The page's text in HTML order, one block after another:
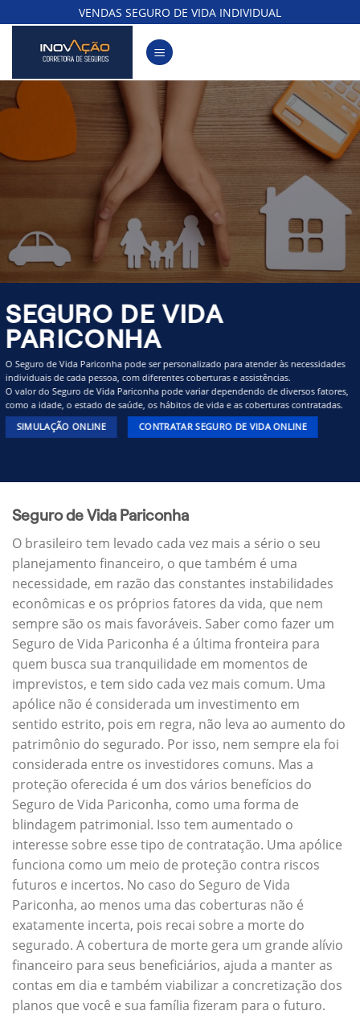
to
content
VENDAS SEGURO DE VIDA INDIVIDUAL
SEGURO DE VIDA
PARICONHA
O Seguro de Vida Pariconha pode ser personalizado para atender às necessidades
individuais de cada pessoa, com diferentes coberturas e assistências.
O valor do Seguro de Vida Pariconha pode variar dependendo de diversos fatores,
como a idade, o estado de saúde, os hábitos de vida e as coberturas contratadas.
SIMULAÇÃO ONLINE CONTRATAR SEGURO DE VIDA ONLINE
Seguro de Vida Pariconha
O brasileiro tem levado cada vez mais a sério o seu
planejamento financeiro, o que também é uma
necessidade, em razão das constantes instabilidades
econômicas e os próprios fatores da vida, que nem
sempre são os mais favoráveis. Saber como fazer um
Seguro de Vida Pariconha é a última fronteira para
quem busca sua tranquilidade em momentos de
imprevistos, e tem sido cada vez mais comum. Uma
apólice não é considerada um investimento em
sentido estrito, pois em regra, não leva ao aumento do
patrimônio do segurado. Por isso, nem sempre ela foi
considerada entre os investidores comuns. Mas a
proteção oferecida é um dos vários benefícios do
Seguro de Vida Pariconha, como uma forma de
blindagem patrimonial. Isso tem aumentado o
interesse sobre esse tipo de contratação. Uma apólice
funciona como um meio de proteção contra riscos
futuros e incertos. No caso do Seguro de Vida
Pariconha, ao menos uma das coberturas não é
exatamente incerta, pois recai sobre a morte do
segurado. A cobertura de morte gera um grande alívio
financeiro para seus beneficiários, ajuda a manter as
contas em dia e também viabilizar a concretização dos
planos que você e sua família fizeram para o futuro.